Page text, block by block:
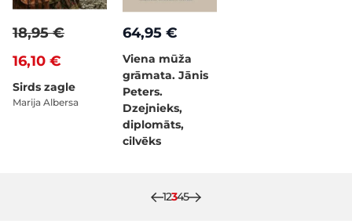
16,10 €
18,95 €
Sirds zagle
Marija Albersa
64,95 €
Viena mūža
grāmata. Jānis
Peters.
Dzejnieks,
diplomāts,
cilvēks
Lapa
1Lapa
2Pašlaik lasāt lapu
3Lapa
4Lapa
5